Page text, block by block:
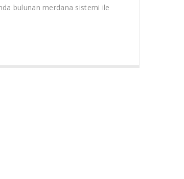
bulunan merdana sistemi ile